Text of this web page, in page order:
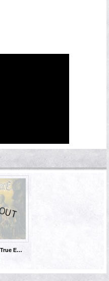
DISGRACE - True Enemy [CD]